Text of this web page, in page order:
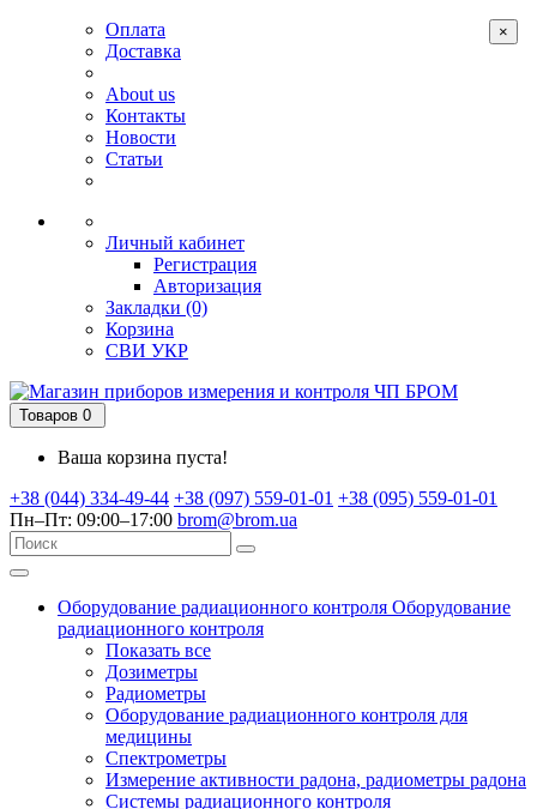
Оплата
Доставка
About us
Контакты
Новости
Статьи
Личный кабинет
Регистрация
Авторизация
Закладки (0)
Корзина
СВИ УКР
Товаров 0
Ваша корзина пуста!
+38 (044) 334-49-44 +38 (097) 559-01-01 +38 (095) 559-01-01
Пн–Пт: 09:00–17:00 brom@brom.ua
Оборудование радиационного контроля Оборудование
радиационного контроля
Показать все
Дозиметры
Радиометры
Оборудование радиационного контроля для
медицины
Спектрометры
Измерение активности радона, радиометры радона
Системы радиационного контроля
×